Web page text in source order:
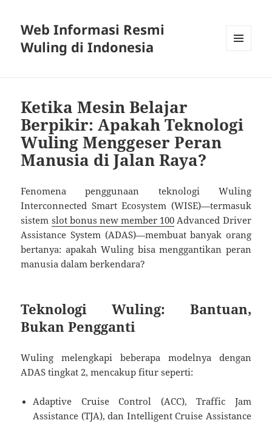
Web Informasi Resmi
Wuling di Indonesia
Ketika Mesin Belajar
Berpikir: Apakah Teknologi
Wuling Menggeser Peran
Manusia di Jalan Raya?
Fenomena penggunaan teknologi Wuling
Interconnected Smart Ecosystem (WISE)—termasuk
sistem slot bonus new member 100 Advanced Driver
Assistance System (ADAS)—membuat banyak orang
bertanya: apakah Wuling bisa menggantikan peran
manusia dalam berkendara?
Teknologi Wuling: Bantuan,
Bukan Pengganti
Wuling melengkapi beberapa modelnya dengan
ADAS tingkat 2, mencakup fitur seperti:
Adaptive Cruise Control (ACC), Traffic Jam
Assistance (TJA), dan Intelligent Cruise Assistance